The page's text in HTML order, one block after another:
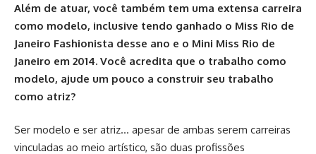
Além de atuar, você também tem uma extensa carreira
como modelo, inclusive tendo ganhado o Miss Rio de
Janeiro Fashionista desse ano e o Mini Miss Rio de
Janeiro em 2014. Você acredita que o trabalho como
modelo, ajude um pouco a construir seu trabalho
como atriz?
Ser modelo e ser atriz… apesar de ambas serem carreiras
vinculadas ao meio artístico, são duas profissões